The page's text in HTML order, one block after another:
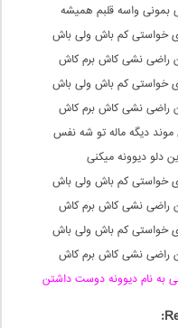
بمونی واسه قلبم همیشه
خواستی کم باش ولی باش
راضی نشی کاش برم کاش
خواستی کم باش ولی باش
راضی نشی کاش برم کاش
دیگه ماله تو شه نفس
دلو دیوونه میکنی
خواستی کم باش ولی باش
راضی نشی کاش برم کاش
خواستی کم باش ولی باش
راضی نشی کاش برم کاش
به نام دیوونه دوست داشتن